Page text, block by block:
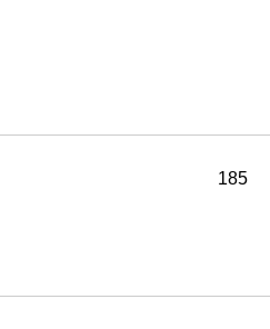
185